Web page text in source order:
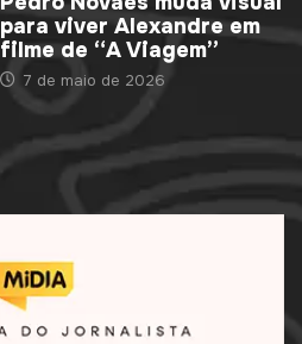
para viver Alexandre em
filme de “A Viagem”
7 de maio de 2026